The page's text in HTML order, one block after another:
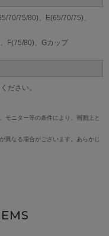
70/75/80)、E(65/70/75)、
F(75/80)、Gカップ
ださい。
モニター等の条件により、画面上と
異なる場合がございます。あらかじ